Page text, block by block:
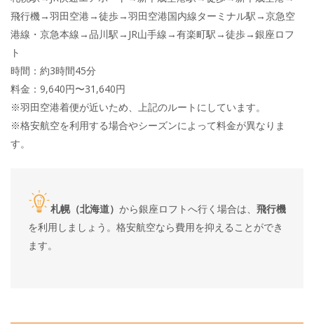
飛行機→羽田空港→徒歩→羽田空港国内線ターミナル駅→京急空
港線・京急本線→品川駅→JR山手線→有楽町駅→徒歩→銀座ロフ
ト
時間：約3時間45分
料金：9,640円〜31,640円
※羽田空港着便が近いため、上記のルートにしています。
※格安航空を利用する場合やシーズンによって料金が異なりま
す。
札幌（北海道） から銀座ロフトへ行く場合は、 飛行機
を利用しましょう。格安航空なら費用を抑えることができ
ます。